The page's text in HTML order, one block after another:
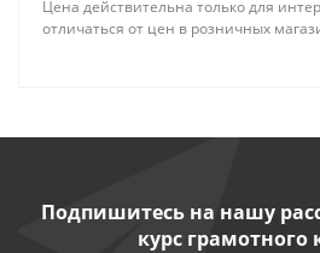
Цена действительна только для
отличаться от цен в розничных
Подпишитесь на нашу
курс грамотного